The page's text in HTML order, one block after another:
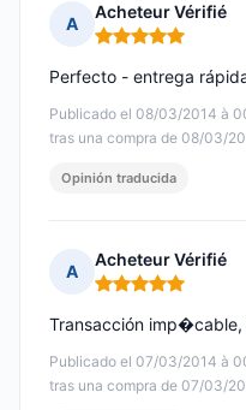
A
Acheteur Vérifié
Nota: 5 de 5
Publicado el 08/03/2014 à
tras una compra de 08/03/
Perfecto - entrega
Opinión traducida
A
Acheteur Vérifié
Nota: 5 de 5
Publicado el 07/03/2014 à
tras una compra de 07/03/
Transacción imp�cable,